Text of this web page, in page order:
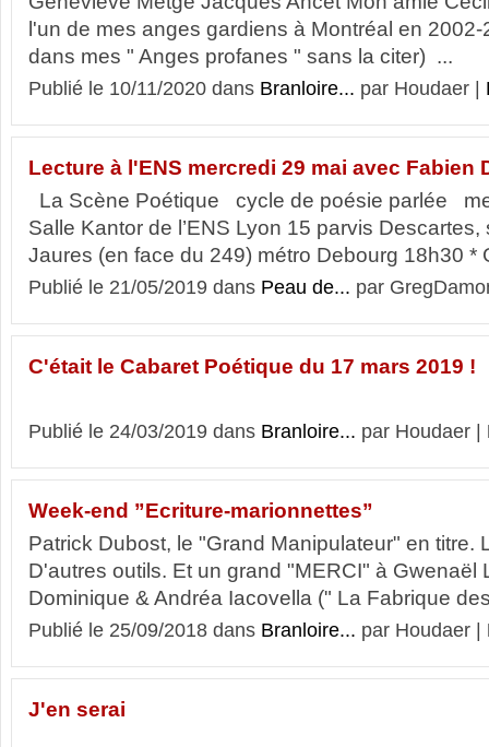
l'un de mes anges gardiens à Montréal en
dans mes " Anges profanes " sans la citer) ...
Publié le 10/11/2020 dans Branloire... par Houdaer |
Lecture à l'ENS mercredi 29 mai avec Fabien
La Scène Poétique cycle de poésie parlée
Salle Kantor de l’ENS Lyon 15 parvis Descartes,
Jaures (en face du 249) métro Debourg 18h30 *
Publié le 21/05/2019 dans Peau de... par
C'était le Cabaret Poétique du 17 mars 2019 !
Publié le 24/03/2019 dans Branloire... par Houdaer |
Week-end ”Ecriture-marionnettes”
Patrick Dubost, le "Grand Manipulateur" en titre.
D'autres outils. Et un grand "MERCI" à Gwenaël
Dominique & Andréa Iacovella (" La Fabrique
Publié le 25/09/2018 dans Branloire... par Houdaer |
J'en serai